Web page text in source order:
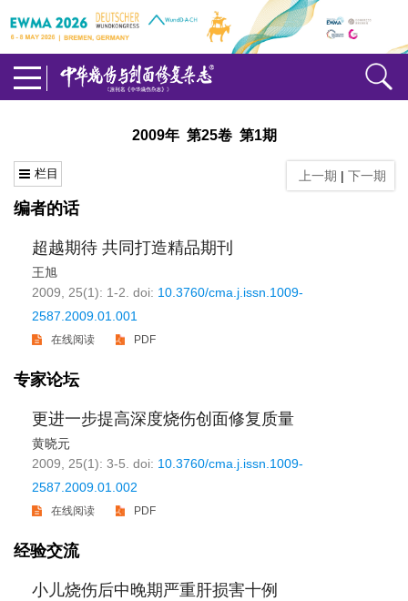
2009年 第25卷 第1期
栏目 上一期 | 下一期
编者的话
超越期待 共同打造精品期刊
王旭
2009, 25(1): 1-2. doi: 10.3760/cma.j.issn.1009-
2587.2009.01.001
在线阅读 PDF
专家论坛
更进一步提高深度烧伤创面修复质量
黄晓元
2009, 25(1): 3-5. doi: 10.3760/cma.j.issn.1009-
2587.2009.01.002
在线阅读 PDF
经验交流
小儿烧伤后中晚期严重肝损害十例